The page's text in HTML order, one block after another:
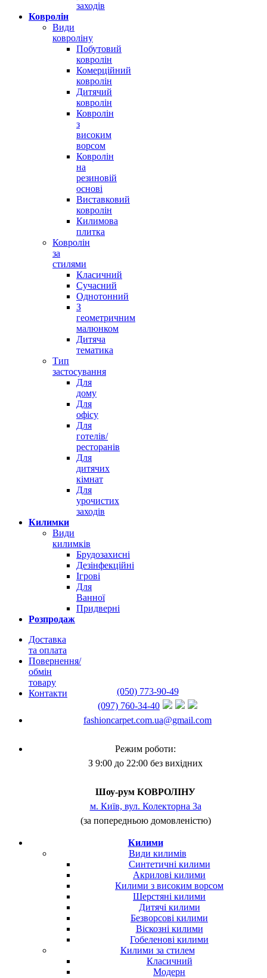
заходів
Ковролін
Види
ковроліну
Побутовий
ковролін
Комерційний
ковролін
Дитячий
ковролін
Ковролін
з
високим
ворсом
Ковролін
на
резиновій
основі
Виставковий
ковролін
Килимова
плитка
Ковролін
за
стилями
Класичний
Сучасний
Однотонний
З
геометричним
малюнком
Дитяча
тематика
Тип
застосування
Для
дому
Для
офісу
Для
готелів/
ресторанів
Для
дитячих
кімнат
Для
урочистих
заходів
Килимки
Види
килимків
Брудозахисні
Дезінфекційні
Ігрові
Для
Ванної
Придверні
Розпродаж
Доставка
та оплата
Повернення/
обмін
товару
Контакти
(050) 773-90-49
(097) 760-34-40
fashioncarpet.com.ua@gmail.com
Режим роботи:
З 9:00 до 22:00 без вихідних
Шоу-рум КОВРОЛІНУ
м. Київ, вул. Колекторна 3а
(за попередньою домовленістю)
Килими
Види килимів
Синтетичні килими
Акрилові килими
Килими з високим ворсом
Шерстяні килими
Дитячі килими
Безворсові килими
Віскозні килими
Гобеленові килими
Килими за стилем
Класичний
Модерн